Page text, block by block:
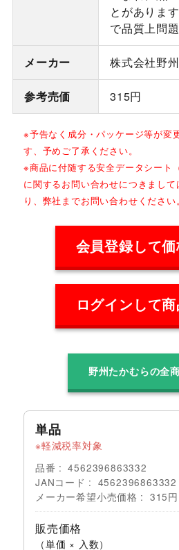
とがありま
で品質上問
メーカー 株式会社野
参考売価 315円
※予告なく成分・パッケージ等が変
す、予めご了承ください。
※商品に付随する安全データシート
に関するお問い合わせにつきまし
り、弊社までお問い合わせください。
会員登録して
ログインして
野州たかむらの全
単品
軽減税率対象
品番
4562396863332
JANコード
4562396863332
メーカー希望小売価格
315円
販売価格
（単価 × 入数）